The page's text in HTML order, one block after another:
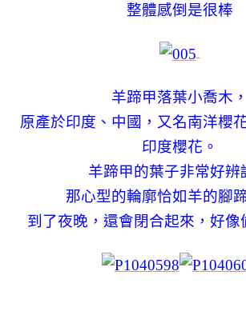
整體感倒是很棒
羊蹄甲落葉小喬木，
原產於印度、中國，又名南洋櫻
印度櫻花。
羊蹄甲的葉子非常好辨
那心型的輪廓恰如羊的腳
到了夜晚，還會閉合起來，好像